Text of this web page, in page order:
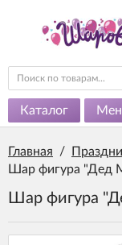
Каталог
Главная /
Шар фигура "Дед
Шар фигура